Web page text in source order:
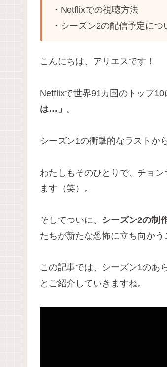
・Netflixでの視聴方法
・シーズン2の配信予定につ
こんにちは、アリエスです！
Netflixで世界91カ国のトップ10
は…」 。
シーズン1の衝撃的なラストか
わたしもそのひとりで、チョ
ます（笑）。
そしてついに、 シーズン2の制
たちが新たな恐怖に立ち向かう
この記事では、シーズン1のあ
とご紹介していきますね。